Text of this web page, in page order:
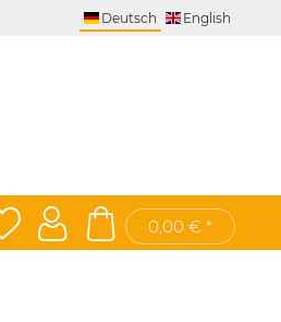
Deutsch English
0,00 € *